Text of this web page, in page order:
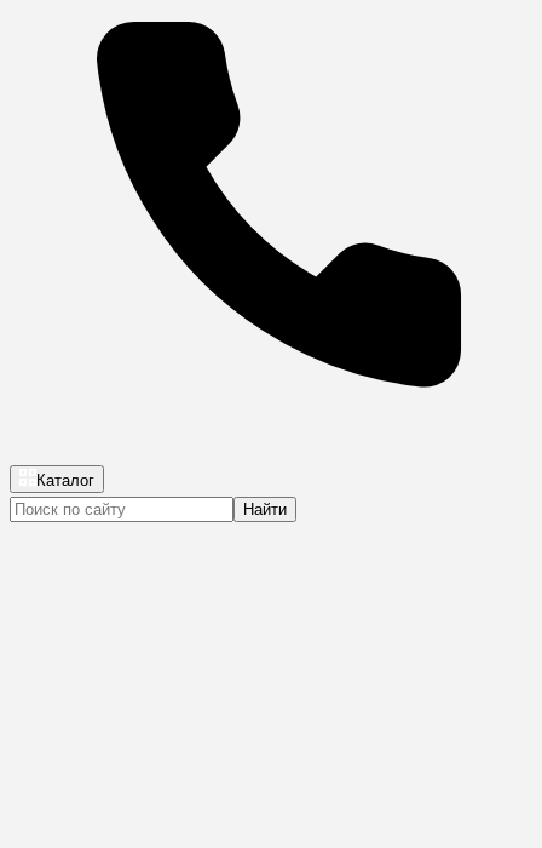
Каталог
Найти